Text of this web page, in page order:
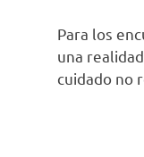
Para los
una
cuidado no